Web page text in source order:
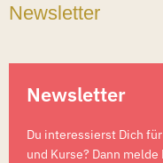
Newsletter
Newsletter
Du interessierst Dich
und Kurse? Dann